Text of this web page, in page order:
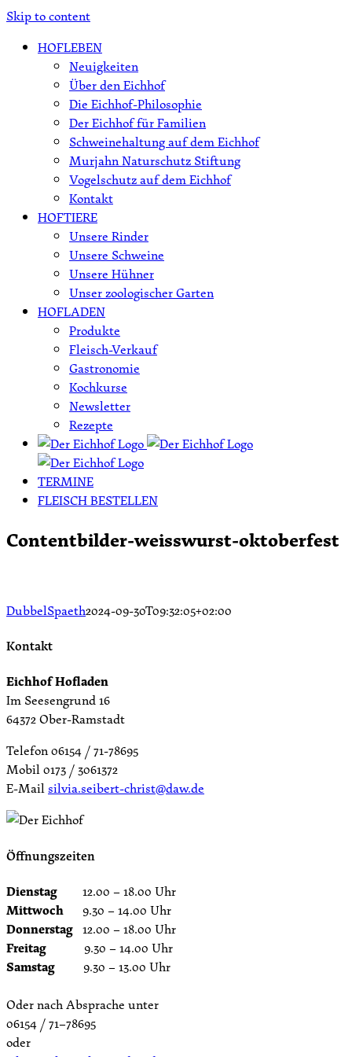
Skip to content
HOFLEBEN
Neuigkeiten
Über den Eichhof
Die Eichhof-Philosophie
Der Eichhof für Familien
Schweinehaltung auf dem Eichhof
Murjahn Naturschutz Stiftung
Vogelschutz auf dem Eichhof
Kontakt
HOFTIERE
Unsere Rinder
Unsere Schweine
Unsere Hühner
Unser zoologischer Garten
HOFLADEN
Produkte
Fleisch-Verkauf
Gastronomie
Kochkurse
Newsletter
Rezepte
TERMINE
FLEISCH BESTELLEN
Contentbilder-weisswurst-oktoberfest
DubbelSpaeth2024-09-30T09:32:05+02:00
Kontakt
Eichhof Hofladen
Im Seesengrund 16
64372 Ober-Ramstadt
Telefon 06154 / 71-78695
Mobil 0173 / 3061372
E-Mailsilvia.seibert-christ@daw.de
Öffnungszeiten
Dienstag 12.00 – 18.00 Uhr
Mittwoch 9.30 – 14.00 Uhr
Donnerstag 12.00 – 18.00 Uhr
Freitag 9.30 – 14.00 Uhr
Samstag 9.30 – 13.00 Uhr
Oder nach Absprache unter
06154 / 71–78695
oder